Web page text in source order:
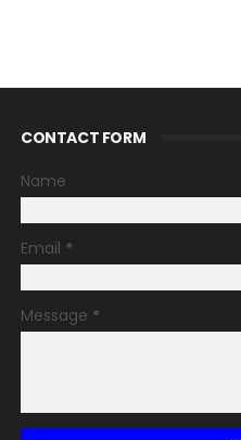
CONTACT FORM
Name
Email *
Message *